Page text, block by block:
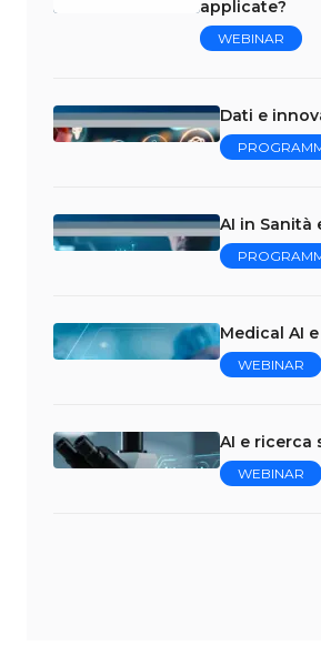
applicate?
WEBINAR
Dati e
AI in Sanità
Medical AI
WEBINAR
AI e ricerca
WEBINAR